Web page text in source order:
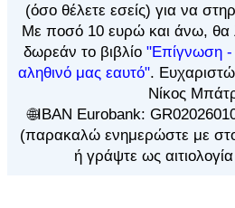
(όσο θέλετε εσείς) για να
Με ποσό 10 ευρώ και άνω, θα
δωρεάν το βιβλίο"Επίγνωση -
αληθινό μας εαυτό".
Νίκος
🌐IBAN Eurobank:
(παρακαλώ ενημερώστε με
ή γράψτε ως